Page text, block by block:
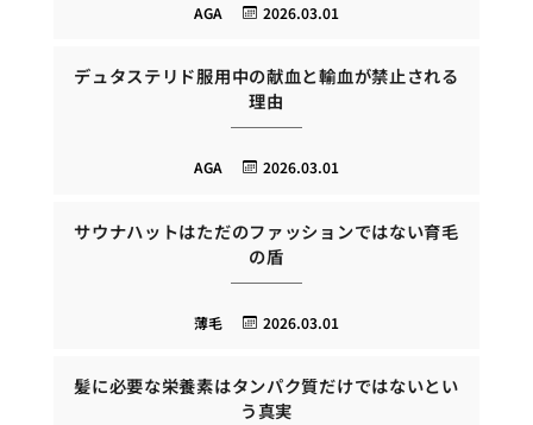
2026.03.01
AGA
デュタステリド服用中の献血と輸血が禁止される
理由
2026.03.01
AGA
サウナハットはただのファッションではない育毛
の盾
2026.03.01
薄毛
髪に必要な栄養素はタンパク質だけではないとい
う真実